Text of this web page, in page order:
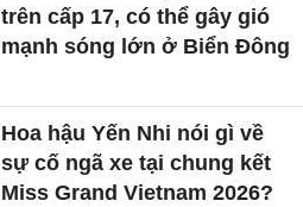
trên cấp 17, có thể gây gió
mạnh sóng lớn ở Biển Đông
Hoa hậu Yến Nhi nói gì về
sự cố ngã xe tại chung kết
Miss Grand Vietnam 2026?